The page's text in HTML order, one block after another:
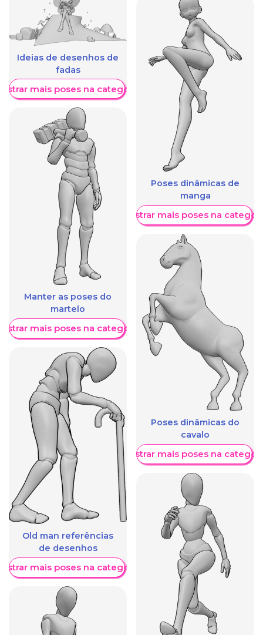
Ideias de desenhos de
fadas
mais poses na categoria
Manter as poses do
martelo
mais poses na categoria
Old man referências
de desenhos
mais poses na categoria
Poses dinâmicas de
manga
Mostrar mais poses na
Poses dinâmicas do
cavalo
Mostrar mais poses na